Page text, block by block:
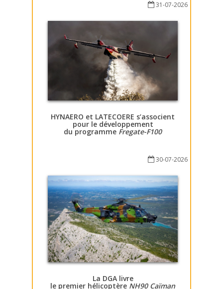
31-07-2026
HYNAERO et LATECOERE s’associent
pour le développement
du programme Fregate-F100
30-07-2026
La DGA livre
le premier hélicoptère NH90 Caïman